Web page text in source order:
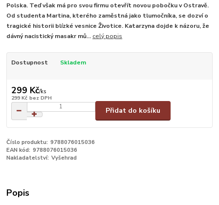
Polska. Teď však má pro svou firmu otevřít novou pobočku v Ostravě.
Od studenta Martina, kterého zaměstná jako tlumočníka, se dozví o
tragické historii blízké vesnice Životice. Katarzyna dojde k názoru, že
dávný nacistický masakr mů... celý popis
Dostupnost Skladem
299 Kč/ks
299 Kč bez DPH
Přidat do košíku
Číslo produktu: 9788076015036
EAN kód: 9788076015036
Nakladatelství: Vyšehrad
Popis